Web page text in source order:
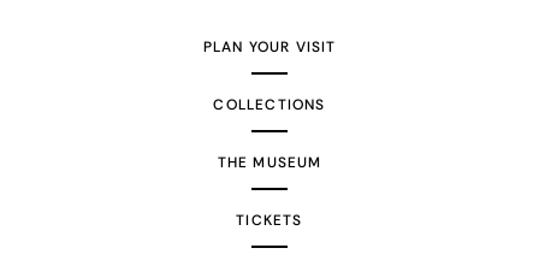
PLAN YOUR VISIT
COLLECTIONS
THE MUSEUM
TICKETS